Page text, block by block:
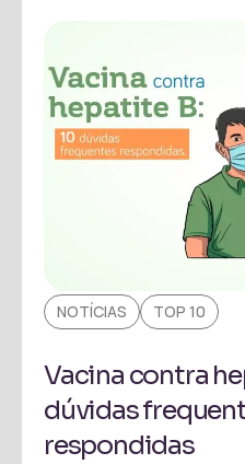
NOTÍCIAS TOP 10
Vacina contra
dúvidas
respondidas